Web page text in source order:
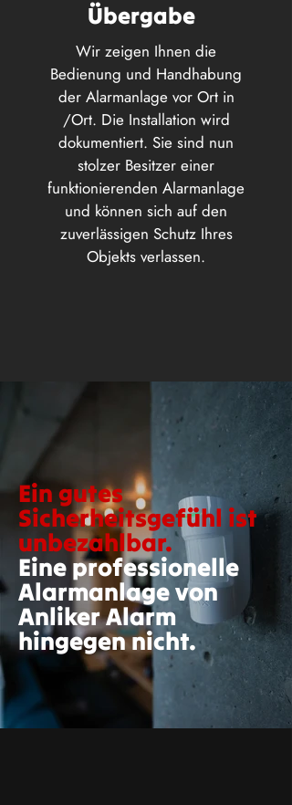
Übergabe
Wir zeigen Ihnen die
Bedienung und Handhabung
der Alarmanlage vor Ort in
/Ort. Die Installation wird
dokumentiert. Sie sind nun
stolzer Besitzer einer
funktionierenden Alarmanlage
und können sich auf den
zuverlässigen Schutz Ihres
Objekts verlassen.
Ein gutes
Sicherheitsgefühl ist
unbezahlbar.
Eine professionelle
Alarmanlage von
Anliker Alarm
hingegen nicht.